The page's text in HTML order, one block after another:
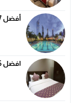
أفضل 7 فنادق قريبة من مركز دبي التجاري العالمي
افضل 5 من فنادق الرياض الرخيصة